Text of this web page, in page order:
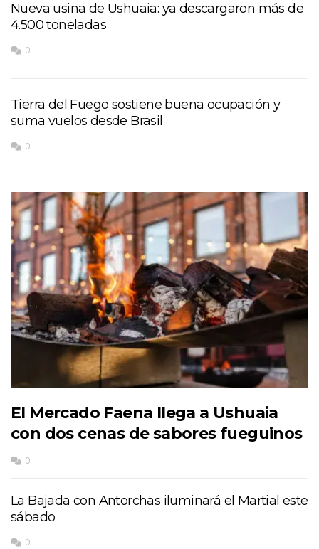
Nueva usina de Ushuaia: ya descargaron más de
4.500 toneladas
0
Tierra del Fuego sostiene buena ocupación y
suma vuelos desde Brasil
0
El Mercado Faena llega a Ushuaia
con dos cenas de sabores fueguinos
0
La Bajada con Antorchas iluminará el Martial este
sábado
0